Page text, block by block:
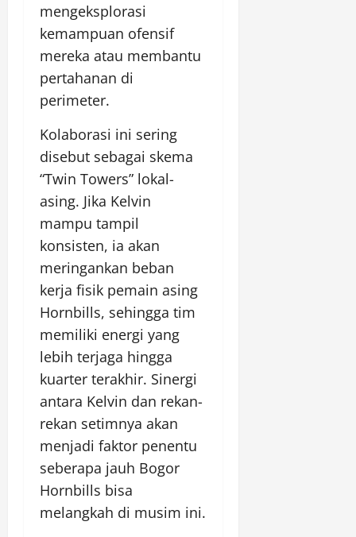
mengeksplorasi
kemampuan ofensif
mereka atau membantu
pertahanan di
perimeter.
Kolaborasi ini sering
disebut sebagai skema
“Twin Towers” lokal-
asing. Jika Kelvin
mampu tampil
konsisten, ia akan
meringankan beban
kerja fisik pemain asing
Hornbills, sehingga tim
memiliki energi yang
lebih terjaga hingga
kuarter terakhir. Sinergi
antara Kelvin dan rekan-
rekan setimnya akan
menjadi faktor penentu
seberapa jauh Bogor
Hornbills bisa
melangkah di musim ini.